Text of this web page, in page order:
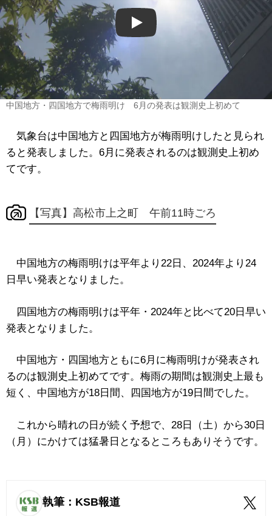
Play
中国地方・四国地方で梅雨明け 6月の発表は観測史上初めて
気象台は中国地方と四国地方が梅雨明けしたと見られ
ると発表しました。6月に発表されるのは観測史上初め
てです。
【写真】高松市上之町 午前11時ごろ
中国地方の梅雨明けは平年より22日、2024年より24
日早い発表となりました。
四国地方の梅雨明けは平年・2024年と比べて20日早い
発表となりました。
中国地方・四国地方ともに6月に梅雨明けが発表され
るのは観測史上初めてです。梅雨の期間は観測史上最も
短く、中国地方が18日間、四国地方が19日間でした。
これから晴れの日が続く予想で、28日（土）から30日
（月）にかけては猛暑日となるところもありそうです。
執筆：KSB報道